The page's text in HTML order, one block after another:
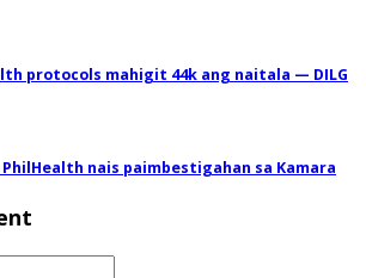
protocols mahigit 44k ang naitala — DILG
nais paimbestigahan sa Kamara